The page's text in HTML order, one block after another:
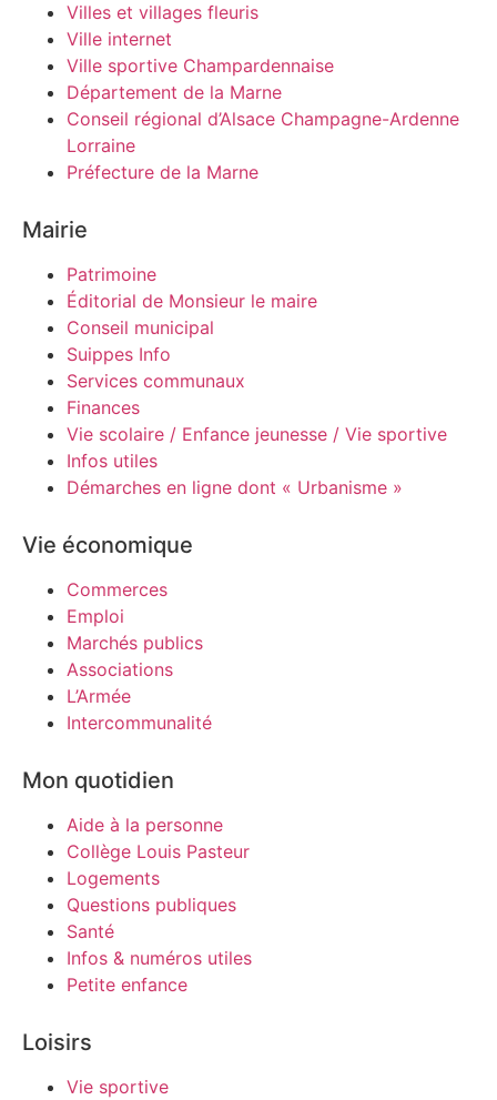
Villes et villages fleuris
Ville internet
Ville sportive Champardennaise
Département de la Marne
Conseil régional d’Alsace Champagne-Ardenne
Lorraine
Préfecture de la Marne
Mairie
Patrimoine
Éditorial de Monsieur le maire
Conseil municipal
Suippes Info
Services communaux
Finances
Vie scolaire / Enfance jeunesse / Vie sportive
Infos utiles
Démarches en ligne dont « Urbanisme »
Vie économique
Commerces
Emploi
Marchés publics
Associations
L’Armée
Intercommunalité
Mon quotidien
Aide à la personne
Collège Louis Pasteur
Logements
Questions publiques
Santé
Infos & numéros utiles
Petite enfance
Loisirs
Vie sportive